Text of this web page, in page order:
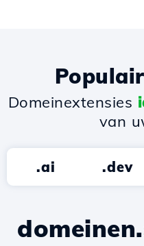
Domeinextensies
van
.ai .dev
domeinen.